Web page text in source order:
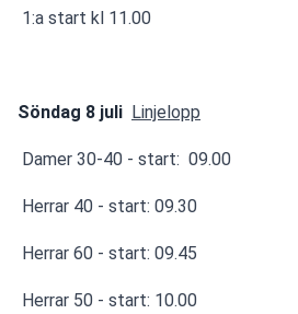
1:a start kl 11.00
Söndag 8 juli Linjelopp
Damer 30-40 - start: 09.00
Herrar 40 - start: 09.30
Herrar 60 - start: 09.45
Herrar 50 - start: 10.00